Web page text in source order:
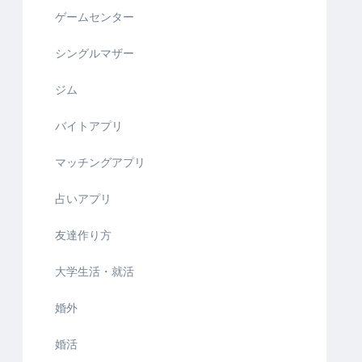
ゲームセンター
シングルマザー
ジム
バイトアプリ
マッチングアプリ
占いアプリ
友達作り方
大学生活・就活
婚外
婚活